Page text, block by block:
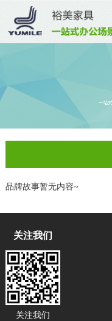
品牌故事暂无内容~
关注我们
关注我们